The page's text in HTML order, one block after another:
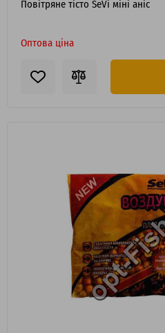
Повітряне тісто SeVi міні аніс
Оптова ціна